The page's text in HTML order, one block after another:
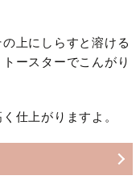
上にしらすと溶ける
ースターでこんがり
仕上がりますよ。